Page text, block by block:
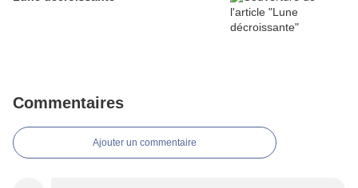
Commentaires
Ajouter un commentaire